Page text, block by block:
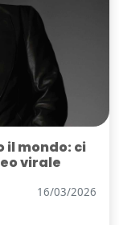
il mondo: ci
virale
16/03/2026